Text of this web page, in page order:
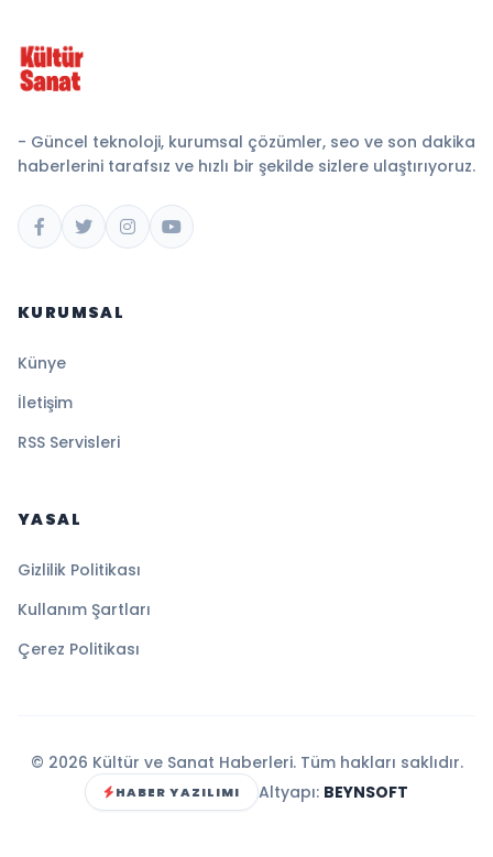
- Güncel teknoloji, kurumsal çözümler, seo ve son dakika
haberlerini tarafsız ve hızlı bir şekilde sizlere ulaştırıyoruz.
KURUMSAL
Künye
İletişim
RSS Servisleri
YASAL
Gizlilik Politikası
Kullanım Şartları
Çerez Politikası
© 2026 Kültür ve Sanat Haberleri. Tüm hakları saklıdır.
HABER YAZILIMI Altyapı: BEYNSOFT